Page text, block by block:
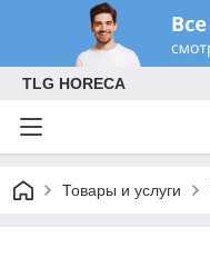
TLG HORECA
Товары и услуги